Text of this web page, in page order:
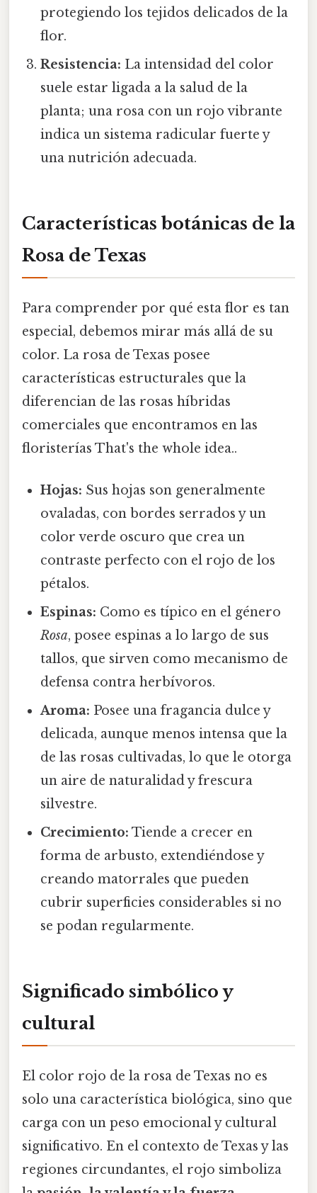
protegiendo los tejidos delicados de la
flor.
Resistencia: La intensidad del color
suele estar ligada a la salud de la
planta; una rosa con un rojo vibrante
indica un sistema radicular fuerte y
una nutrición adecuada.
Características botánicas de la
Rosa de Texas
Para comprender por qué esta flor es tan
especial, debemos mirar más allá de su
color. La rosa de Texas posee
características estructurales que la
diferencian de las rosas híbridas
comerciales que encontramos en las
floristerías That's the whole idea..
Hojas: Sus hojas son generalmente
ovaladas, con bordes serrados y un
color verde oscuro que crea un
contraste perfecto con el rojo de los
pétalos.
Espinas: Como es típico en el género
Rosa, posee espinas a lo largo de sus
tallos, que sirven como mecanismo de
defensa contra herbívoros.
Aroma: Posee una fragancia dulce y
delicada, aunque menos intensa que la
de las rosas cultivadas, lo que le otorga
un aire de naturalidad y frescura
silvestre.
Crecimiento: Tiende a crecer en
forma de arbusto, extendiéndose y
creando matorrales que pueden
cubrir superficies considerables si no
se podan regularmente.
Significado simbólico y
cultural
El color rojo de la rosa de Texas no es
solo una característica biológica, sino que
carga con un peso emocional y cultural
significativo. En el contexto de Texas y las
regiones circundantes, el rojo simboliza